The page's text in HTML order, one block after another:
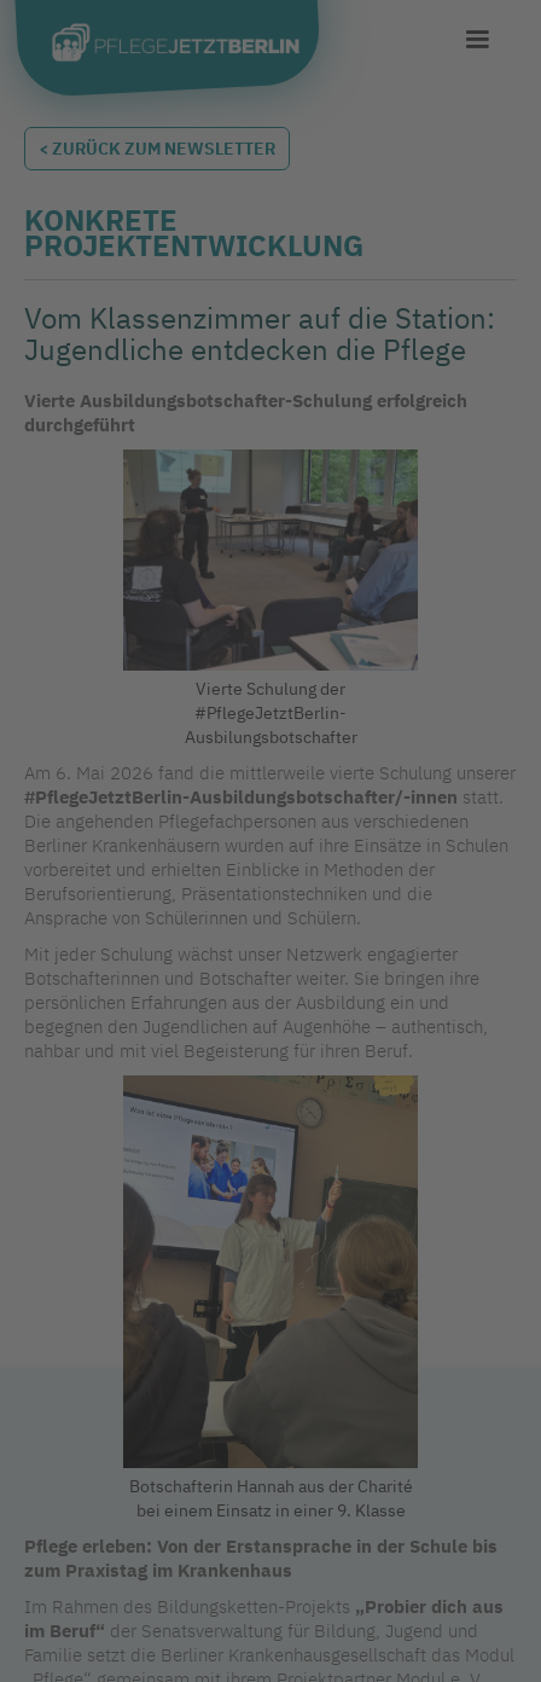
< ZURÜCK ZUM NEWSLETTER
KONKRETE
PROJEKTENTWICKLUNG
Vom Klassenzimmer auf die Station:
Jugendliche entdecken die Pflege
Vierte Ausbildungsbotschafter-Schulung erfolgreich
durchgeführt
Vierte Schulung der
#PflegeJetztBerlin-
Ausbilungsbotschafter
Am 6. Mai 2026 fand die mittlerweile vierte Schulung unserer
#PflegeJetztBerlin-Ausbildungsbotschafter/-innen statt.
Die angehenden Pflegefachpersonen aus verschiedenen
Berliner Krankenhäusern wurden auf ihre Einsätze in Schulen
vorbereitet und erhielten Einblicke in Methoden der
Berufsorientierung, Präsentationstechniken und die
Ansprache von Schülerinnen und Schülern.
Mit jeder Schulung wächst unser Netzwerk engagierter
Botschafterinnen und Botschafter weiter. Sie bringen ihre
persönlichen Erfahrungen aus der Ausbildung ein und
begegnen den Jugendlichen auf Augenhöhe – authentisch,
nahbar und mit viel Begeisterung für ihren Beruf.
Botschafterin Hannah aus der Charité
bei einem Einsatz in einer 9. Klasse
Pflege erleben: Von der Erstansprache in der Schule bis
zum Praxistag im Krankenhaus
Im Rahmen des Bildungsketten-Projekts „Probier dich aus
im Beruf“ der Senatsverwaltung für Bildung, Jugend und
Familie setzt die Berliner Krankenhausgesellschaft das Modul